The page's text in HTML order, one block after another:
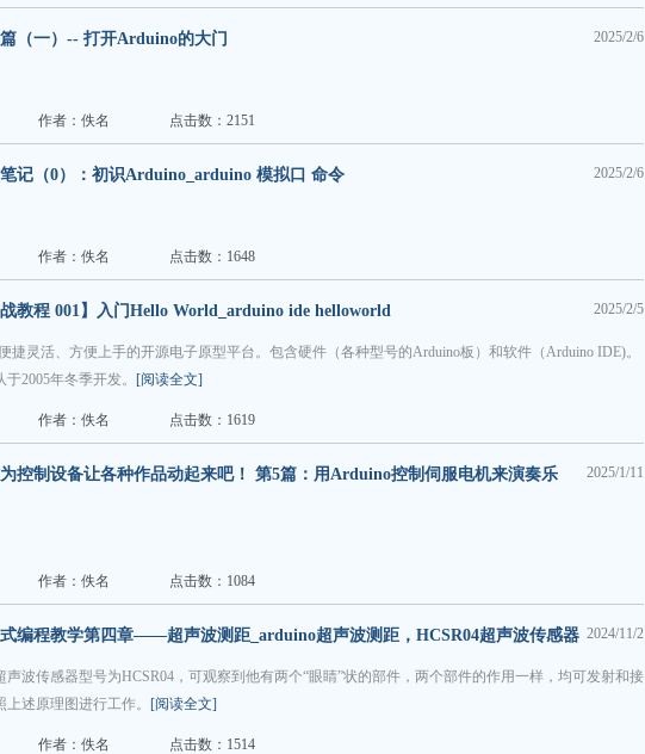
2025/2/6
（一）-- 打开Arduino的大门
作者：佚名 点击数：2151
2025/2/6
记（0）：初识Arduino_arduino 模拟口 命令
作者：佚名 点击数：1648
2025/2/5
战教程 001】入门Hello World_arduino ide helloworld
捷灵活、方便上手的开源电子原型平台。包含硬件（各种型号的Arduino板）和软件（Arduino IDE)。
2005年冬季开发。 [阅读全文]
作者：佚名 点击数：1619
2025/1/11
控制设备让各种作品动起来吧！ 第5篇：用Arduino控制伺服电机来演奏乐
作者：佚名 点击数：1084
2024/11/2
编程教学第四章——超声波测距_arduino超声波测距，HCSR04超声波传感器
声波传感器型号为HCSR04，可观察到他有两个“眼睛”状的部件，两个部件的作用一样，均可发射和接
述原理图进行工作。 [阅读全文]
作者：佚名 点击数：1514